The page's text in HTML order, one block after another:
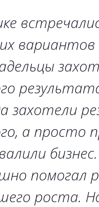
захотели
а просто
помогал
роста.